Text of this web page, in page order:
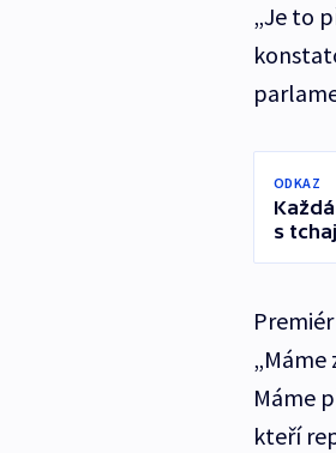
„Je to
ODKAZ
s
„Máme
Máme
kteří